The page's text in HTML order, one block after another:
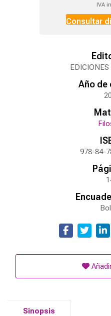
IVA
Consultar
EDICIONES
Año de
978-84-
Sinopsis